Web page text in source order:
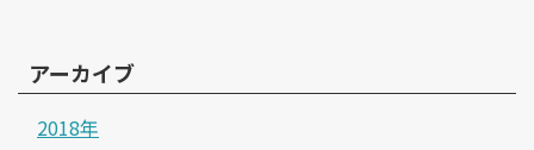
アーカイブ
2018年